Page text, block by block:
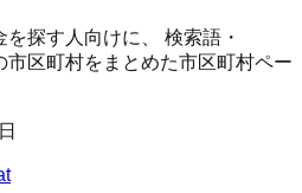
を探す人向けに、 検索語・
市区町村をまとめた市区町村ペー